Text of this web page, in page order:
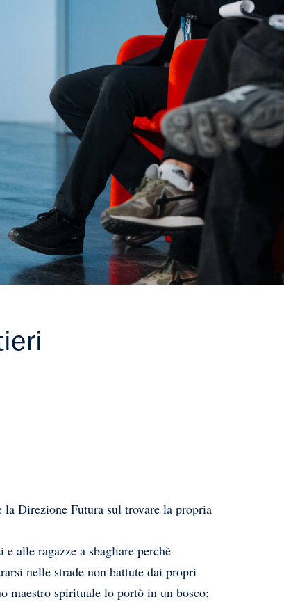
la Direzione Futura sul trovare la propria
alle ragazze a sbagliare perchè
nelle strade non battute dai propri
maestro spirituale lo portò in un bosco;